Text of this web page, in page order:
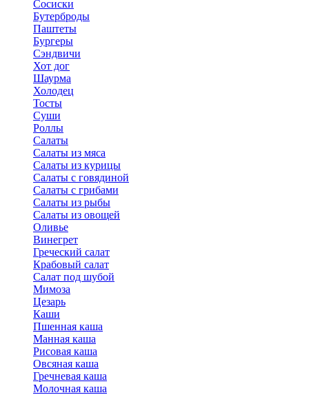
Сосиски
Бутерброды
Паштеты
Бургеры
Сэндвичи
Хот дог
Шаурма
Холодец
Тосты
Суши
Роллы
Салаты
Салаты из мяса
Салаты из курицы
Салаты с говядиной
Салаты с грибами
Салаты из рыбы
Салаты из овощей
Оливье
Винегрет
Греческий салат
Крабовый салат
Салат под шубой
Мимоза
Цезарь
Каши
Пшенная каша
Манная каша
Рисовая каша
Овсяная каша
Гречневая каша
Молочная каша